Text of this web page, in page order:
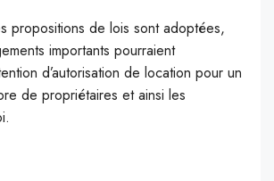
propositions de lois sont adoptées,
importants pourraient
d’autorisation de location pour un
de propriétaires et ainsi les